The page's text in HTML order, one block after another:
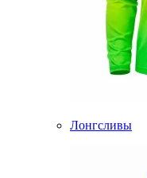
Лонгсливы